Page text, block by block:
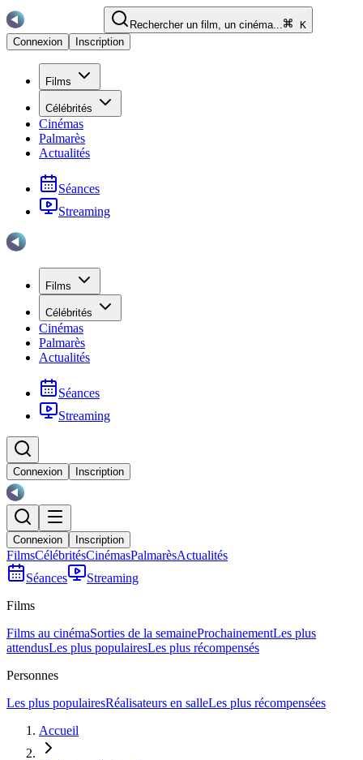
Rechercher un film, un cinéma...
K
Connexion
Inscription
Films
Célébrités
Cinémas
Palmarès
Actualités
Séances
Streaming
Films
Célébrités
Cinémas
Palmarès
Actualités
Séances
Streaming
Connexion Inscription
Connexion Inscription
FilmsCélébritésCinémasPalmarèsActualités
Séances
Streaming
Films
Films au cinémaSorties de la semaineProchainementLes plus
attendusLes plus populairesLes plus récompensés
Personnes
Les plus populairesRéalisateurs en salleLes plus récompensées
Accueil